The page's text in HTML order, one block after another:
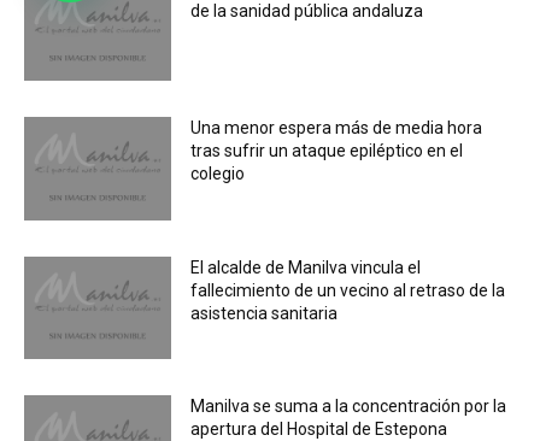
de la sanidad pública andaluza
Una menor espera más de media hora
tras sufrir un ataque epiléptico en el
colegio
El alcalde de Manilva vincula el
fallecimiento de un vecino al retraso de la
asistencia sanitaria
Manilva se suma a la concentración por la
apertura del Hospital de Estepona